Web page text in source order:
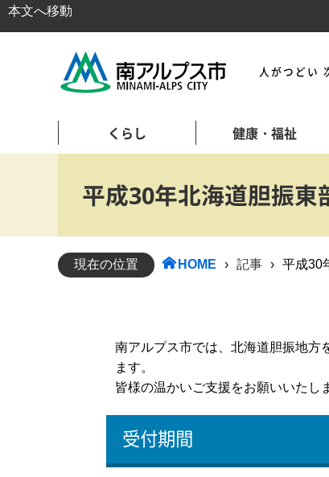
本文へ移動
人がつどい
くらし 健康・福祉
平成30年北海道胆振東
現在の位置 HOME › 記事 › 平成30
南アルプス市では、北海道胆振地方
ます。
皆様の温かいご支援をお願いいたし
受付期間